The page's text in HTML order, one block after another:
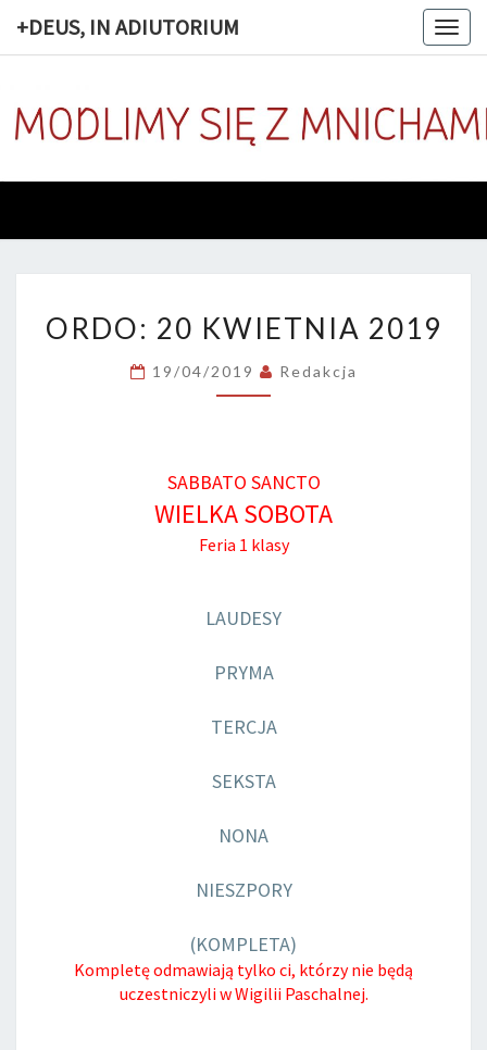
+DEUS, IN ADIUTORIUM
20
2019
ORDO: 20 KWIETNIA 2019
19/04/2019 Redakcja
SABBATO SANCTO
WIELKA SOBOTA
Feria 1 klasy
LAUDESY
PRYMA
TERCJA
SEKSTA
NONA
NIESZPORY
(KOMPLETA)
Kompletę odmawiają tylko ci, którzy nie będą
uczestniczyli w Wigilii Paschalnej.